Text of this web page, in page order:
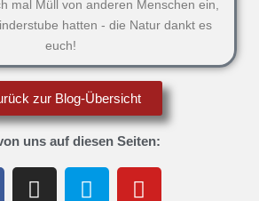
mal Müll von anderen Menschen ein,
hatten - die Natur dankt es
euch!
zur Blog-Übersicht
uns auf diesen Seiten: